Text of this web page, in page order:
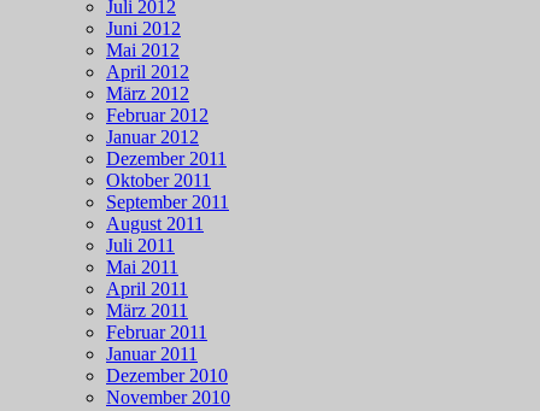
Juli 2012
Juni 2012
Mai 2012
April 2012
März 2012
Februar 2012
Januar 2012
Dezember 2011
Oktober 2011
September 2011
August 2011
Juli 2011
Mai 2011
April 2011
März 2011
Februar 2011
Januar 2011
Dezember 2010
November 2010